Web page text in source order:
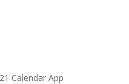
Calendar App